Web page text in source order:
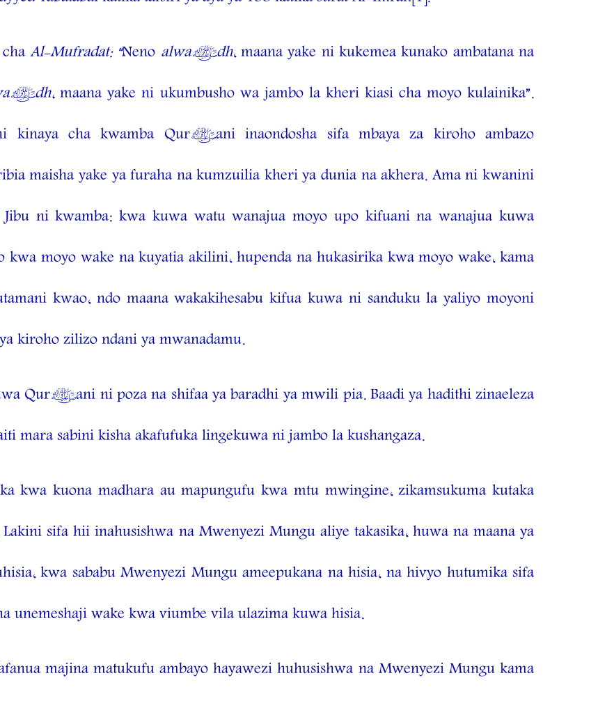
chaAl-Mufradat: “Neno alwa’dh, maana yake ni kukemea kunako ambatana na
maana yake ni ukumbusho wa jambo la kheri kiasi cha moyo kulainika”.
kinaya cha kwamba Qur’ani inaondosha sifa mbaya za kiroho ambazo
maisha yake ya furaha na kumzuilia kheri ya dunia na akhera. Ama ni kwanini
ni kwamba: kwa kuwa watu wanajua moyo upo kifuani na wanajua kuwa
moyo wake na kuyatia akilini, hupenda na hukasirika kwa moyo wake, kama
kwao, ndo maana wakakihesabu kifua kuwa ni sanduku la yaliyo moyoni
kiroho zilizo ndani ya mwanadamu.
Qur’ani ni poza na shifaa ya baradhi ya mwili pia. Baadi ya hadithi zinaeleza
mara sabini kisha akafufuka lingekuwa ni jambo la kushangaza.
kwa kuona madhara au mapungufu kwa mtu mwingine, zikamsukuma kutaka
sifa hii inahusishwa na Mwenyezi Mungu aliye takasika, huwa na maana ya
kwa sababu Mwenyezi Mungu ameepukana na hisia, na hivyo hutumika sifa
unemeshaji wake kwa viumbe vila ulazima kuwa hisia.
majina matukufu ambayo hayawezi huhusishwa na Mwenyezi Mungu kama